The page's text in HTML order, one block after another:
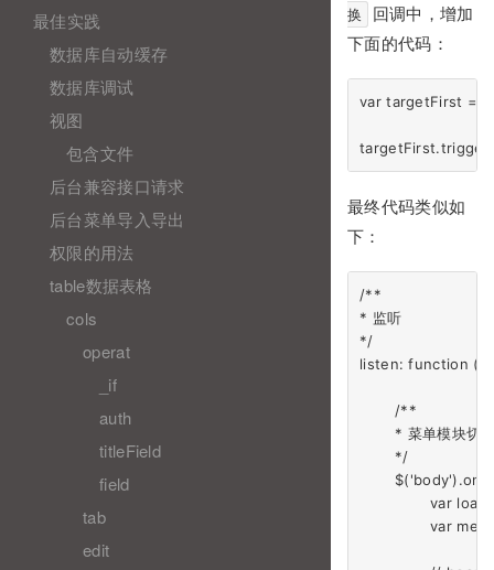
最佳实践
数据库自动缓存
数据库调试
视图
包含文件
后台兼容接口请求
后台菜单导入导出
权限的用法
table数据表格
cols
operat
_if
auth
titleField
field
tab
edit
换
回调中，增加
下面的代码：
var targetFirst =
最终代码类似如
下：
/**
* 监听
*/
listen: function ()